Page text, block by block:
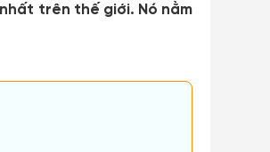
trên thế giới. Nó nằm